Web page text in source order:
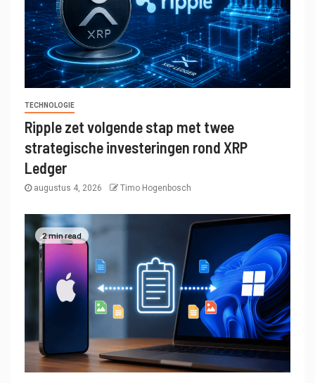
TECHNOLOGIE
Ripple zet volgende stap met twee
strategische investeringen rond XRP
Ledger
augustus 4, 2026 Timo Hogenbosch
2 min read